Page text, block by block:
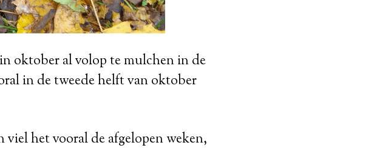
oktober al volop te mulchen in de
in de tweede helft van oktober
het vooral de afgelopen weken,